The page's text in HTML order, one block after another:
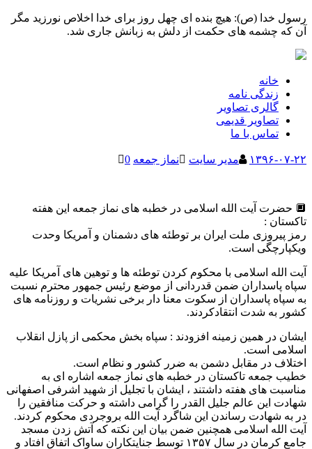
رسول خدا (ص): هیچ بنده ای چهل روز برای خدا اخلاص نورزید مگر
آن که چشمه های حکمت از دلش به زبانش جاری شد.
خانه
زندگی نامه
گالری تصاویر
تصاویر قدیمی
تماس با ما
۱۳۹۶-۰۷-۲۲ مدیر سایت نماز جمعه 0
🔲 حضرت آیت الله اسلامی در خطبه های نماز جمعه این هفته
تاکستان :
رمز پیروزی ملت ایران بر توطئه های دشمنان و آمریکا وحدت
ویکپارچگی است.
آیت الله اسلامی با محکوم کردن توطئه ها و توهین های آمریکا علیه
سپاه پاسداران ضمن قدردانی از موضع رئیس جمهور محترم نسبت
به سپاه پاسداران از سکوت معنا دار برخی نشریات و روزنامه های
کشور به شدت انتقادکردند.
ایشان در همین زمینه افزودند : سپاه بخش محکمی از پازل انقلاب
اسلامی است.
اختلاف در مقابل دشمن به ضرر کشور و نظام است.
خطیب جمعه تاکستان در خطبه های نماز جمعه اشاره ای به
مناسبت های هفته داشتند ، ایشان با تجلیل از شهید اشرفی اصفهانی
شهادت این عالم جلیل القدر را گرامی داشته و حرکت منافقین را
در به شهادت رساندن این شاگرد آیت الله بروجردی محکوم کردند.
آیت الله اسلامی همچنین ضمن بیان این نکته که آتش زدن مسجد
جامع کرمان در سال ۱۳۵۷ توسط جنایتکاران ساواک اتفاق افتاد و